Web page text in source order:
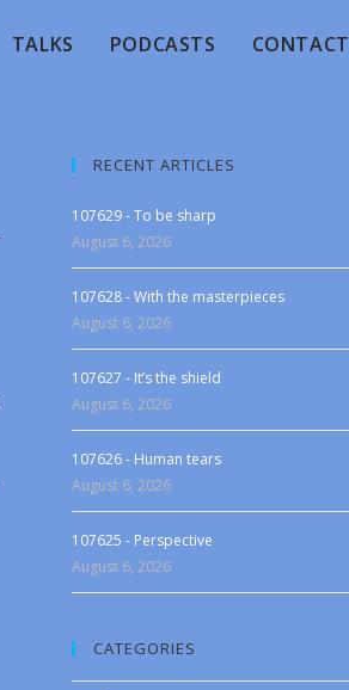
TALKS PODCASTS CONTACT
RECENT ARTICLES
107629 - To be sharp
August 6, 2026
107628 - With the masterpieces
August 6, 2026
107627 - It’s the shield
August 6, 2026
107626 - Human tears
August 6, 2026
107625 - Perspective
August 6, 2026
CATEGORIES